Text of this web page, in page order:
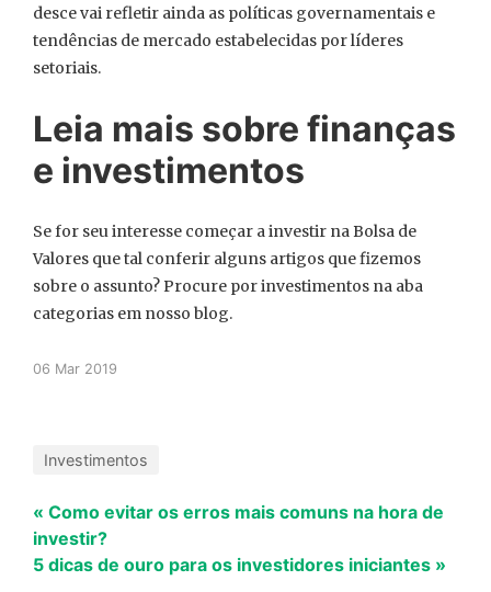
desce vai refletir ainda as políticas governamentais e
tendências de mercado estabelecidas por líderes
setoriais.
Leia mais sobre finanças
e investimentos
Se for seu interesse começar a investir na Bolsa de
Valores que tal conferir alguns artigos que fizemos
sobre o assunto? Procure por investimentos na aba
categorias em nosso blog.
06 Mar 2019
Investimentos
« Como evitar os erros mais comuns na hora de
investir?
5 dicas de ouro para os investidores iniciantes »